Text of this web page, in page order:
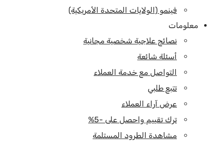
فينمو (الولايات المتحدة الأمريكية)
معلومات
نصائح علاجية شخصية مجانية
أسئلة شائعة
التواصل مع خدمة العملاء
تتبع طلبي
عرض آراء العملاء
ترك تقييم واحصل على -5%
مشاهدة الطرود المستلمة